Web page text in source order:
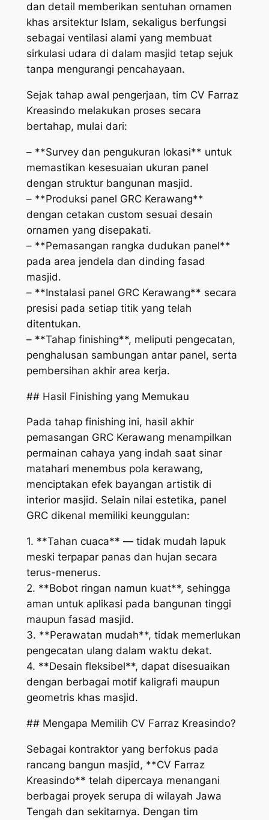
dan detail memberikan sentuhan ornamen
khas arsitektur Islam, sekaligus berfungsi
sebagai ventilasi alami yang membuat
sirkulasi udara di dalam masjid tetap sejuk
tanpa mengurangi pencahayaan.
Sejak tahap awal pengerjaan, tim CV Farraz
Kreasindo melakukan proses secara
bertahap, mulai dari:
– **Survey dan pengukuran lokasi** untuk
memastikan kesesuaian ukuran panel
dengan struktur bangunan masjid.
– **Produksi panel GRC Kerawang**
dengan cetakan custom sesuai desain
ornamen yang disepakati.
– **Pemasangan rangka dudukan panel**
pada area jendela dan dinding fasad
masjid.
– **Instalasi panel GRC Kerawang** secara
presisi pada setiap titik yang telah
ditentukan.
– **Tahap finishing**, meliputi pengecatan,
penghalusan sambungan antar panel, serta
pembersihan akhir area kerja.
## Hasil Finishing yang Memukau
Pada tahap finishing ini, hasil akhir
pemasangan GRC Kerawang menampilkan
permainan cahaya yang indah saat sinar
matahari menembus pola kerawang,
menciptakan efek bayangan artistik di
interior masjid. Selain nilai estetika, panel
GRC dikenal memiliki keunggulan:
1. **Tahan cuaca** — tidak mudah lapuk
meski terpapar panas dan hujan secara
terus-menerus.
2. **Bobot ringan namun kuat**, sehingga
aman untuk aplikasi pada bangunan tinggi
maupun fasad masjid.
3. **Perawatan mudah**, tidak memerlukan
pengecatan ulang dalam waktu dekat.
4. **Desain fleksibel**, dapat disesuaikan
dengan berbagai motif kaligrafi maupun
geometris khas masjid.
## Mengapa Memilih CV Farraz Kreasindo?
Sebagai kontraktor yang berfokus pada
rancang bangun masjid, **CV Farraz
Kreasindo** telah dipercaya menangani
berbagai proyek serupa di wilayah Jawa
Tengah dan sekitarnya. Dengan tim